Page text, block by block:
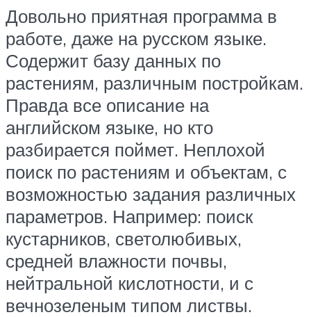
Довольно приятная программа в
работе, даже на русском языке.
Содержит базу данных по
растениям, различным постройкам.
Правда все описание на
английском языке, но кто
разбирается поймет. Неплохой
поиск по растениям и объектам, с
возможностью задания различных
параметров. Например: поиск
кустарников, светолюбивых,
средней влажности почвы,
нейтральной кислотности, и с
вечнозеленым типом листвы.